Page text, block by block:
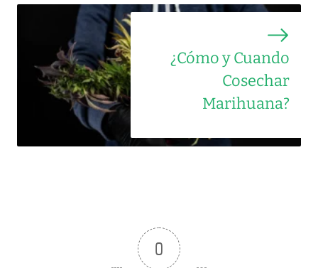
¿Cómo y Cuando
Cosechar
Marihuana?
0